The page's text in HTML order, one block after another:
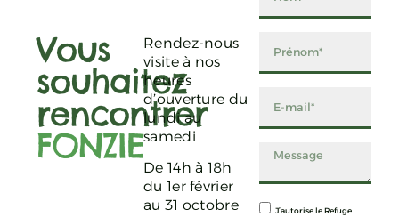
Vous
souhaitez
rencontrer
FONZIE
Rendez-nous
visite à nos
heures
d’ouverture du
lundi au
samedi
De 14h à 18h
du 1er février
au 31 octobre
J’autorise le Refuge